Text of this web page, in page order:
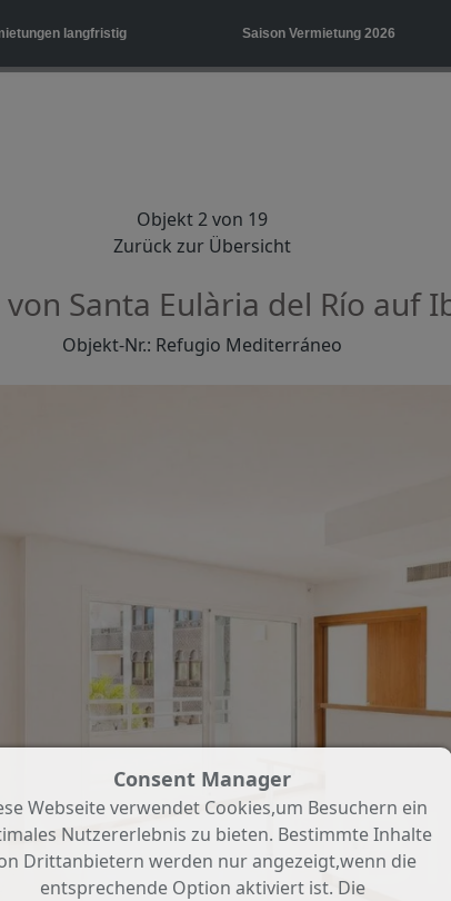
langfristig Saison Vermietung 2026
Objekt 2 von 19
Zurück zur Übersicht
Santa Eulària del Río auf
Objekt-Nr.: Refugio Mediterráneo
Consent Manager
Webseite verwendet Cookies,um Besuchern ein
Nutzererlebnis zu bieten. Bestimmte Inhalte
Drittanbietern werden nur angezeigt,wenn die
entsprechende Option aktiviert ist. Die